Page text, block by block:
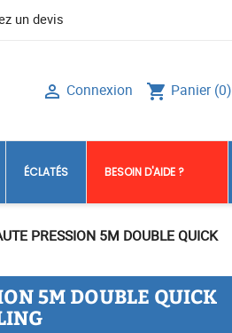
un devis
shopping_cart Panier (0)
 Connexion
ÉCLATÉS BESOIN D'AIDE ?
PRESSION 5M DOUBLE QUICK
5M DOUBLE QUICK